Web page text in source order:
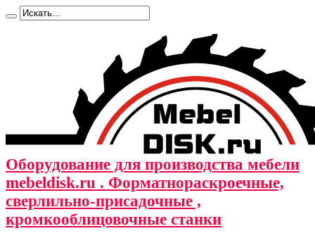
Оборудование для производства мебели
mebeldisk.ru . Форматнораскроечные,
сверлильно-присадочные ,
кромкооблицовочные станки